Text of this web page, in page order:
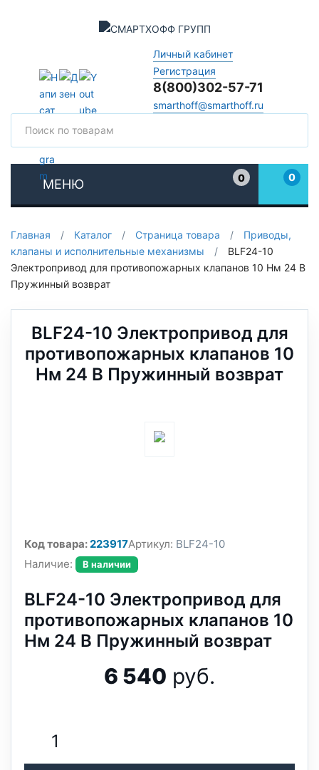
Личный кабинет
Регистрация
8(800)302-57-71
smarthoff@smarthoff.ru
МЕНЮ
0
0
Главная / Каталог / Страница товара /
Приводы,
клапаны и исполнительные механизмы
/
BLF24-10
Электропривод для противопожарных клапанов 10 Нм 24 В
Пружинный возврат
BLF24-10 Электропривод для
противопожарных клапанов 10
Нм 24 В Пружинный возврат
Код товара:223917Артикул: BLF24-10
Наличие:
В наличии
BLF24-10 Электропривод для
противопожарных клапанов 10
Нм 24 В Пружинный возврат
6 540 руб.